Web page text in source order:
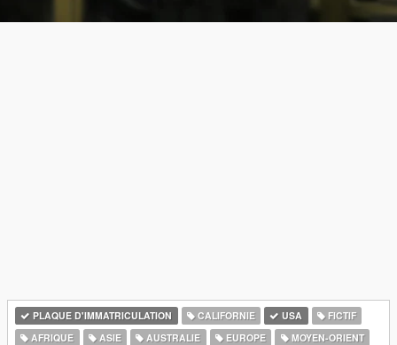
PLAQUE D'IMMATRICULATION CALIFORNIE USA
FICTIF
AFRIQUE
ASIE AUSTRALIE EUROPE
MOYEN-ORIENT